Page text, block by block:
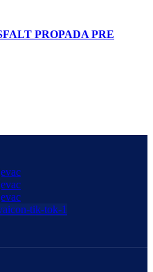
PROPADA PRE
tik-tok-1